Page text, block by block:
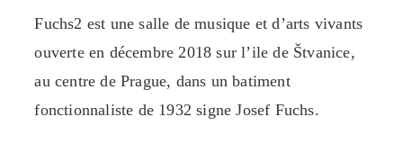
Fuchs2 est une salle de musique et d’arts vivants
ouverte en décembre 2018 sur l’ile de Štvanice,
au centre de Prague, dans un batiment
fonctionnaliste de 1932 signe Josef Fuchs.